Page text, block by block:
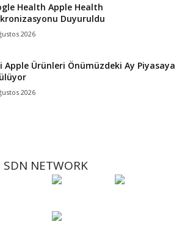
Health Apple Health
Duyuruldu
2026
Apple Ürünleri Önümüzdeki Ay Piyasaya
2026
SDN NETWORK